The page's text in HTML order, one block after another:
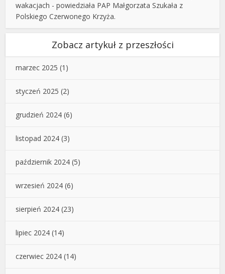
wakacjach - powiedziała PAP Małgorzata Szukała z
Polskiego Czerwonego Krzyża.
Zobacz artykuł z przeszłości
marzec 2025 (1)
styczeń 2025 (2)
grudzień 2024 (6)
listopad 2024 (3)
październik 2024 (5)
wrzesień 2024 (6)
sierpień 2024 (23)
lipiec 2024 (14)
czerwiec 2024 (14)